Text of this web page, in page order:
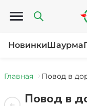
Открыть меню
НовинкиШаурма
Главная Повод в
Повод в